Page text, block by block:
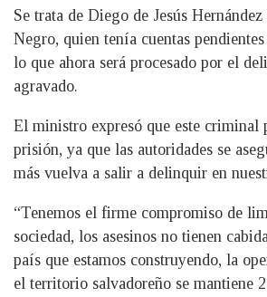
Se trata de Diego de Jesús
Negro, quien tenía cuentas
lo que ahora será procesado por el
agravado.
El ministro expresó que este criminal
prisión, ya que las autoridades se
más vuelva a salir a delinquir en
“Tenemos el firme compromiso de
sociedad, los asesinos no tienen
país que estamos construyendo, la
el territorio salvadoreño se mantiene